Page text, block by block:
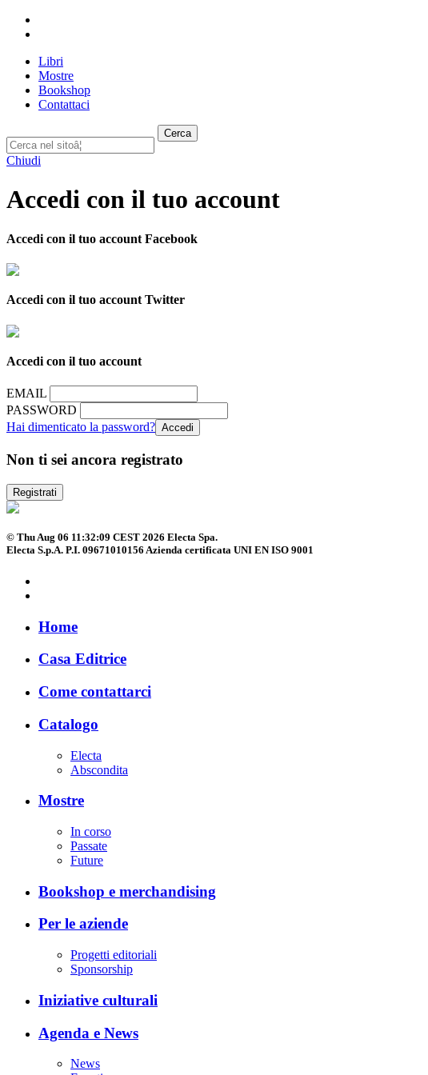
Libri
Mostre
Bookshop
Contattaci
Cerca
Chiudi
Accedi con il tuo account
Accedi con il tuo account Facebook
Accedi con il tuo account Twitter
Accedi con il tuo account
EMAIL
PASSWORD
Hai dimenticato la password?
Non ti sei ancora registrato
Registrati
© Thu Aug 06 11:32:09 CEST 2026 Electa Spa.
Electa S.p.A. P.I. 09671010156 Azienda certificata UNI EN ISO 9001
Home
Casa Editrice
Come contattarci
Catalogo
Electa
Abscondita
Mostre
In corso
Passate
Future
Bookshop e merchandising
Per le aziende
Progetti editoriali
Sponsorship
Iniziative culturali
Agenda e News
News